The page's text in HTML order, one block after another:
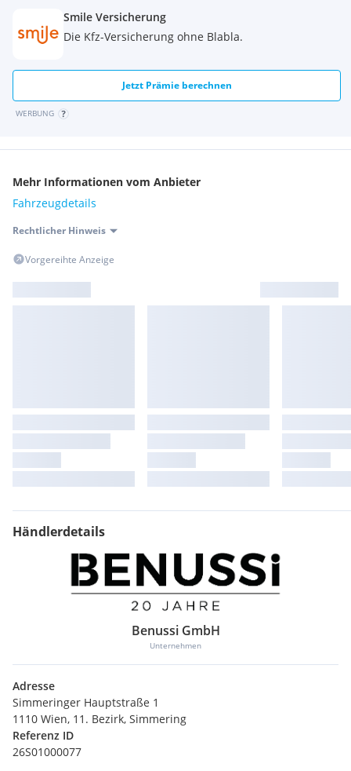
Smile Versicherung
Die Kfz-Versicherung ohne Blabla.
Jetzt Prämie berechnen
WERBUNG
Mehr Informationen vom Anbieter
Fahrzeugdetails
Rechtlicher Hinweis
Vorgereihte Anzeige
Händlerdetails
Benussi GmbH
Unternehmen
Adresse
Simmeringer Hauptstraße 1
1110 Wien, 11. Bezirk, Simmering
Referenz ID
26S01000077